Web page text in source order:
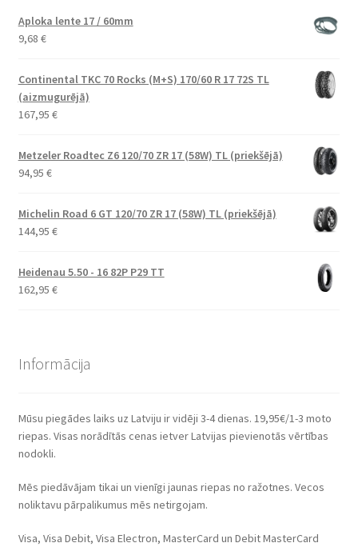
Aploka lente 17 / 60mm
9,68 €
Continental TKC 70 Rocks (M+S) 170/60 R 17 72S TL
(aizmugurējā)
167,95 €
Metzeler Roadtec Z6 120/70 ZR 17 (58W) TL (priekšējā)
94,95 €
Michelin Road 6 GT 120/70 ZR 17 (58W) TL (priekšējā)
144,95 €
Heidenau 5.50 - 16 82P P29 TT
162,95 €
Informācija
Mūsu piegādes laiks uz Latviju ir vidēji 3-4 dienas. 19,95€/1-3 moto
riepas. Visas norādītās cenas ietver Latvijas pievienotās vērtības
nodokli.
Mēs piedāvājam tikai un vienīgi jaunas riepas no ražotnes. Vecos
noliktavu pārpalikumus mēs netirgojam.
Visa, Visa Debit, Visa Electron, MasterCard un Debit MasterCard